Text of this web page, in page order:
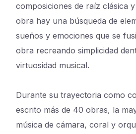
composiciones de raíz clásica
obra hay una búsqueda de
sueños y emociones que se
obra recreando simplicidad
virtuosidad musical.
Durante su trayectoria como
escrito más de 40 obras, la
música de cámara, coral y